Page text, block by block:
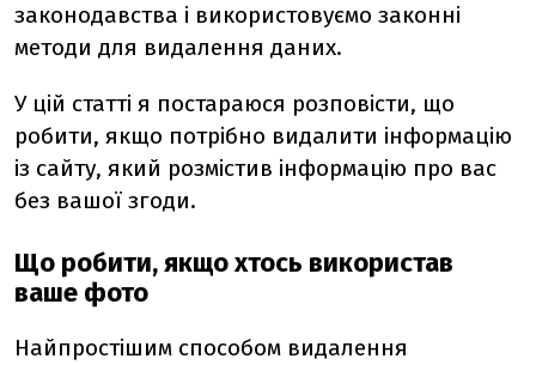
законодавства і використовуємо законні
методи для видалення даних.
У цій статті я постараюся розповісти, що
робити, якщо потрібно видалити інформацію
із сайту, який розмістив інформацію про вас
без вашої згоди.
Що робити, якщо хтось використав
ваше фото
Найпростішим способом видалення